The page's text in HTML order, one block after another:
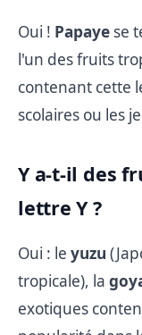
Oui ! Papaye se
l'un des fruits
contenant cette
scolaires ou les
Y a-t-il des
lettre Y ?
Oui : le yuzu
tropicale), la
exotiques